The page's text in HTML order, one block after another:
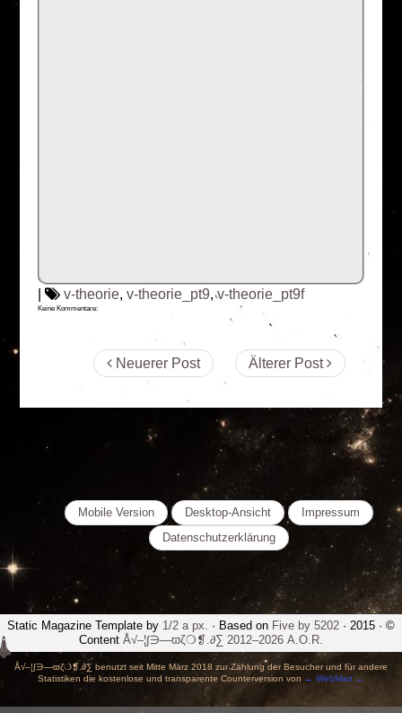
| v-theorie,v-theorie_pt9,v-theorie_pt9f
Keine Kommentare:
Neuerer Post Älterer Post
Mobile Version Desktop-Ansicht
Impressum
Datenschutzerklärung
Static Magazine Template by 1/2 a px. · Based on Five by 5202 · 2015 · ©
Content Å√–¦∫∋—ϖζ❍❡.∂∑ 2012–2026 A.O.R.
Å√–¦∫∋—ϖζ❍❡.∂∑ benutzt seit Mitte März 2018 zur Zählung der Besucher und für andere
Statistiken die kostenlose und transparente Counterversion von → WebMart ←